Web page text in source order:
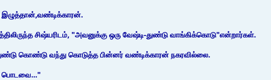
இழுத்தான்,வண்டிக்காரன்.
சிஷ்யரிடம், "அவனுக்கு ஒரு வேஷ்டி-துண்டு வாங்கிக்கொடு"என்றார்கள்.
கொண்டு வந்து கொடுத்த பின்னர் வண்டிக்காரன் நகரவில்லை.
பொடவை..."